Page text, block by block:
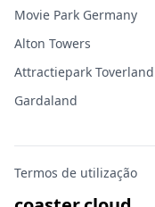
Movie Park Germany
Alton Towers
Attractiepark Toverland
Gardaland
Termos de utilização